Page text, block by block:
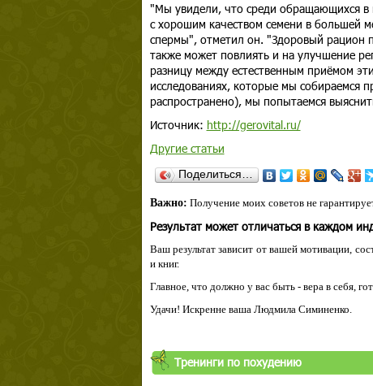
"Мы увидели, что среди обращающихся в
с хорошим качеством семени в большей
спермы", отметил он. "Здоровый рацион
также может повлиять и на улучшение
разницу между естественным приёмом
исследованиях, которые мы собираемся
распространено), мы попытаемся
Источник: http://gerovital.ru/
Другие статьи
Поделиться…
Важно: Получение моих советов не
Результат может отличаться в каждом
Ваш результат зависит от вашей мотивации,
и книг.
Главное, что должно у вас быть - вера в себя,
Удачи! Искренне ваша Людмила Симиненко.
Тренинги по похудению